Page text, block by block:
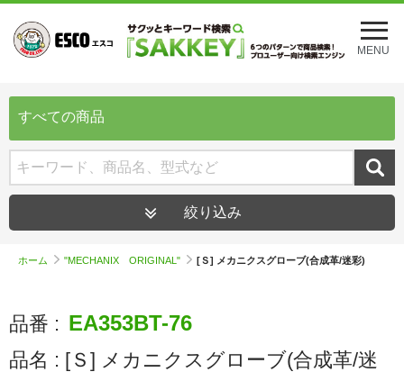
メ
ニ
ュ
を
MENU
すべての商品
絞り込み
ホーム "MECHANIX ORIGINAL" [Ｓ] メカニクスグローブ(合成革/迷彩)
品番 : EA353BT-76
品名 : [Ｓ] メカニクスグローブ(合成革/迷